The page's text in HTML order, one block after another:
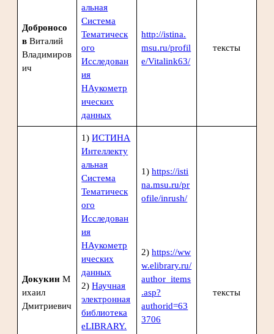
Доброносо
в Виталий
Владимиров
ич
альная
Система
Тематическ
ого
Исследован
ия
НАукометр
ических
данных
http://istina.
msu.ru/profil
e/Vitalink63/
тексты
Докукин М
ихаил
Дмитриевич
1)ИСТИНА
Интеллекту
альная
Система
Тематическ
ого
Исследован
ия
НАукометр
ических
данных
2)Научная
электронная
библиотека
eLIBRARY.
1)https://isti
na.msu.ru/pr
ofile/inrush/
2)https://ww
w.elibrary.ru/
author_items
.asp?
authorid=63
3706
тексты